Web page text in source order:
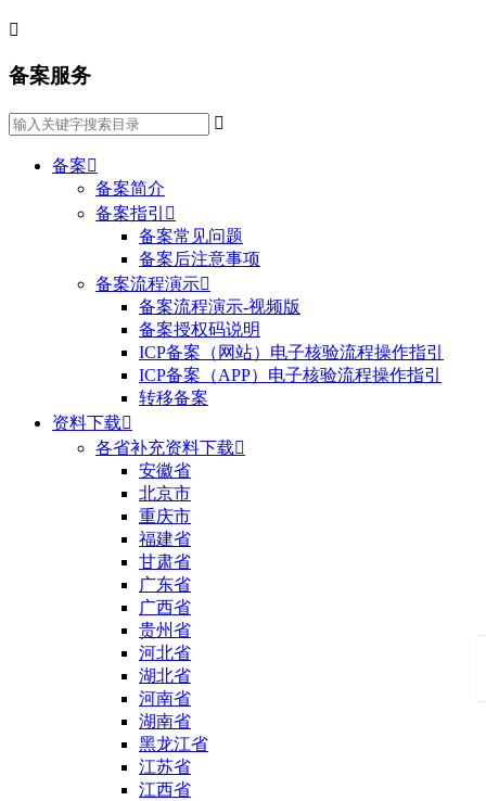

备案服务

备案
备案简介
备案指引 
备案常见问题
备案后注意事项
备案流程演示
备案流程演示-视频版
备案授权码说明
ICP备案（网站）电子核验流程操作指引
ICP备案（APP）电子核验流程操作指引
转移备案
资料下载
各省补充资料下载
安徽省
北京市
重庆市
福建省
甘肃省
广东省
广西省
贵州省
河北省
湖北省
河南省
湖南省
黑龙江省
江苏省
江西省